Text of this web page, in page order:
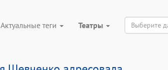
Актуальные теги Театры